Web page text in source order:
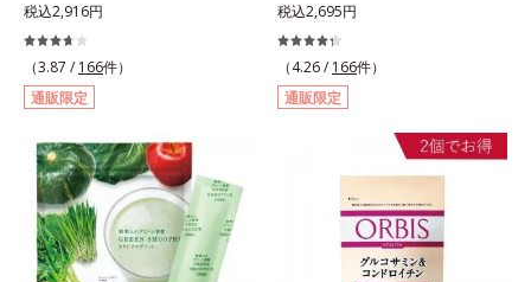
1杯で、ハリと弾力のある毎日に欠
かせない「コラーゲン」5,000㎎を
手軽に摂れる美容パウダーです。無
味無臭で飲み物や料理に影響がな
く、冷たい飲み物にも簡単に溶ける
ます。
税込2,916円
（3.87 / 166件）
通販限定
母から子へ酸素や栄養素をおく
る“胎盤”のこと。豊富な栄養素を含
むプラセンタは、みずみずしい美し
さや元気を求める女性の間で大きな
注目を集めている成分です。豚由来
のプラセンタが多い中、オルビスは
鮭由来のプラセンタを採用しまし
るエラスチンのほか、うるおいをキ
ープするヒアルロン酸、コラーゲ
ン、みずみずしさをアシストするコ
税込2,695円
（4.26 / 166件）
通販限定